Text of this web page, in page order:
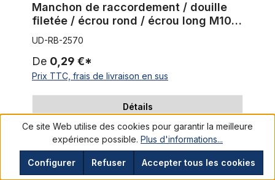
Manchon de raccordement / douille
filetée / écrou rond / écrou long M10,
25 x 15 mm
UD-RB-2570
De 0,29 €*
Prix TTC, frais de livraison en sus
Détails
Socle à souder couble sans filetage
Ce site Web utilise des cookies pour garantir la meilleure
expérience possible. Plus d'informations...
Refuser
Configurer Accepter tous les cookies